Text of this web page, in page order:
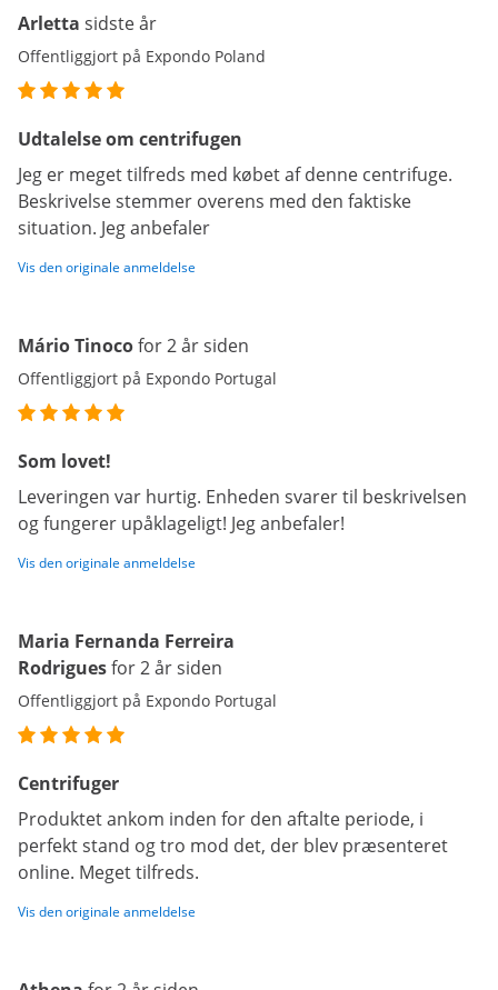
Arletta sidste år
Offentliggjort på Expondo Poland
Udtalelse om centrifugen
Jeg er meget tilfreds med købet af denne centrifuge.
Beskrivelse stemmer overens med den faktiske
situation. Jeg anbefaler
Vis den originale anmeldelse
Mário Tinocofor 2 år siden
Offentliggjort på Expondo Portugal
Som lovet!
Leveringen var hurtig. Enheden svarer til beskrivelsen
og fungerer upåklageligt! Jeg anbefaler!
Vis den originale anmeldelse
Maria Fernanda Ferreira
Rodriguesfor 2 år siden
Offentliggjort på Expondo Portugal
Centrifuger
Produktet ankom inden for den aftalte periode, i
perfekt stand og tro mod det, der blev præsenteret
online. Meget tilfreds.
Vis den originale anmeldelse